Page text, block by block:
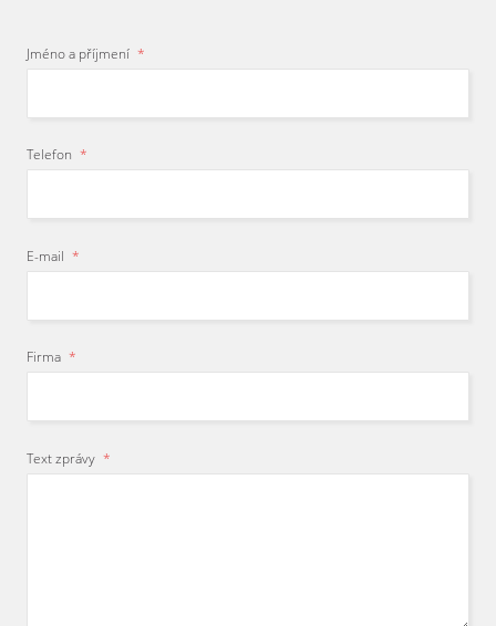
Jméno a příjmení *
Telefon *
E-mail *
Firma *
Text zprávy *